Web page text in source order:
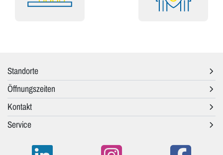
Standorte
Öffnungszeiten
Kontakt
Service